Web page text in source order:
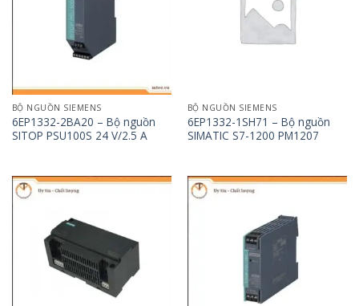
BỘ NGUỒN SIEMENS
6EP1332-2BA20 – Bộ nguồn
SITOP PSU100S 24 V/2.5 A
BỘ NGUỒN SIEMENS
6EP1332-1SH71 – Bộ nguồn
SIMATIC S7-1200 PM1207